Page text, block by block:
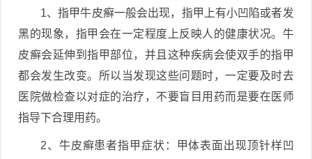
1、指甲牛皮癣一般会出现，指甲上有小凹陷或者发
黑的现象，指甲会在一定程度上反映人的健康状况。牛
皮癣会延伸到指甲部位，并且这种疾病会使双手的指甲
都会发生改变。所以当发现这些问题时，一定要及时去
医院做检查以对症的治疗，不要盲目用药而是要在医师
指导下合理用药。
2、牛皮癣患者指甲症状：甲体表面出现顶针样凹